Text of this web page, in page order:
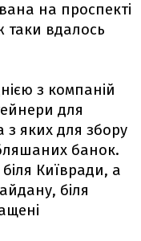
на проспекті
таки вдалось
з компаній
для
з яких для збору
банок.
Київради, а
біля